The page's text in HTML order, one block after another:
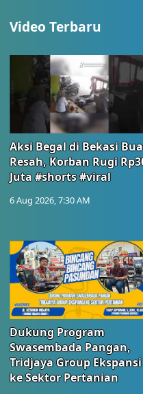
Video Terbaru
Aksi Begal di Bekasi
Resah, Korban Rugi
Juta #shorts #viral
6 Aug 2026, 7:30 AM
Dukung Program
Swasembada Pangan,
Tridjaya Group Ekspansi
ke Sektor Pertanian